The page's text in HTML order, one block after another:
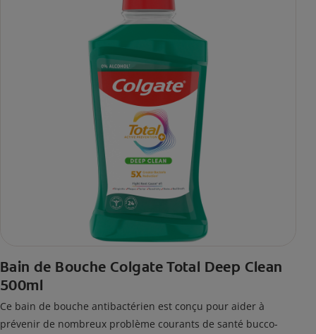
Bain de Bouche Colgate Total Deep Clean
500ml
Ce bain de bouche antibactérien est conçu pour aider à
prévenir de nombreux problème courants de santé bucco-